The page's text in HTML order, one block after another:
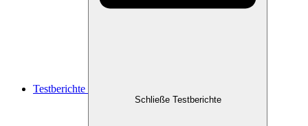
Testberichte
Schließe Testberichte